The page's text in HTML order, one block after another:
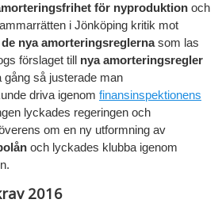
för nyproduktion och
i Jönköping kritik mot
de nya amorteringsreglernasom las
förslaget till nya amorteringsregler
gång så justerade man
driva igenom finansinspektionens
lyckades regeringen och
om en ny utformning av
och lyckades klubba igenom
2016